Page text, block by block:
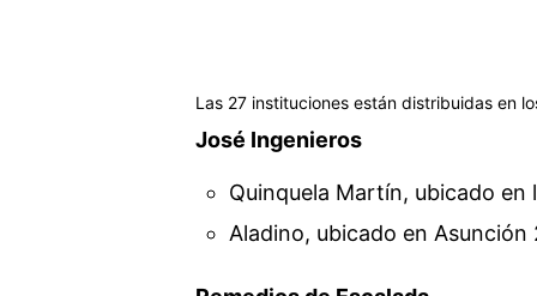
Las 27 instituciones están distribuidas en
José Ingenieros
Quinquela Martín, ubicado
Aladino, ubicado en